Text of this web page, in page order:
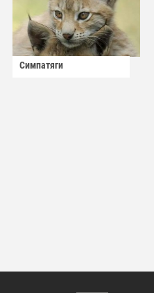
Симпатяги